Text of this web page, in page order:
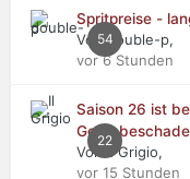
54
Spritpreise -
Von double-p,
vor 6 Stunden
22
Saison 26 ist
Von Il Grigio,
vor 15 Stunden